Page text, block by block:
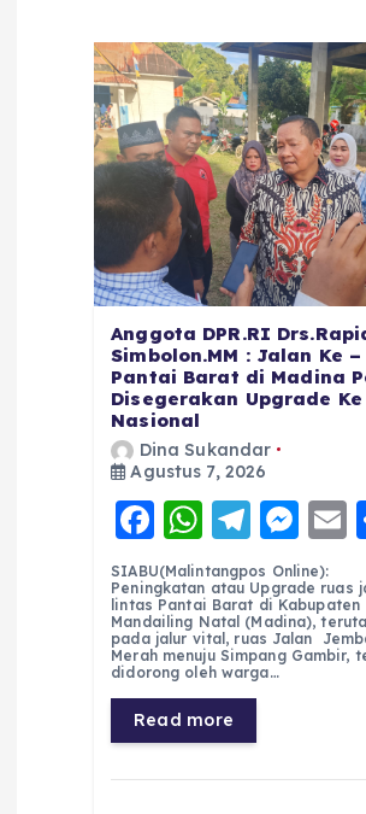
Anggota DPR.RI
Simbolon.MM : Jalan Ke –
Pantai Barat di Madina
Disegerakan Upgrade
Nasional
Dina Sukandar
Agustus 7, 2026
F
a
c
e
b
o
o
k
W
h
a
ts
A
p
p
T
el
e
g
r
a
m
M
e
ss
e
n
l
SIABU(Malintangpos Online):
Peningkatan atau Upgrade ruas
lintas Pantai Barat di Kabupaten
Mandailing Natal (Madina),
pada jalur vital, ruas Jalan
Merah menuju Simpang Gambir,
didorong oleh warga…
Read more